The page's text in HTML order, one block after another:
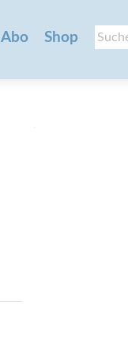
Suche
nach:
Abo Shop